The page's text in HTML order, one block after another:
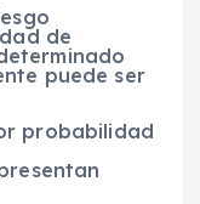
de
puede ser
probabilidad